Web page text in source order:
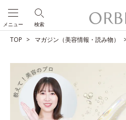
検索
メニュー
TOP マガジン（美容情報・読み物）